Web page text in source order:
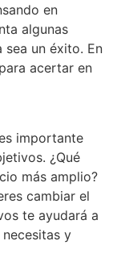
en
algunas
un éxito. En
acertar en
importante
¿Qué
más amplio?
cambiar el
te ayudará a
y